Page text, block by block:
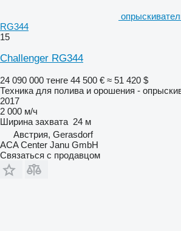
RG344
15
Challenger RG344
24 090 000 тенге 44 500 € ≈ 51 420 $
Техника для полива и орошения -
2017
2 000 м/ч
Ширина захвата 24 м
Австрия, Gerasdorf
ACA Center Janu GmbH
Связаться с продавцом